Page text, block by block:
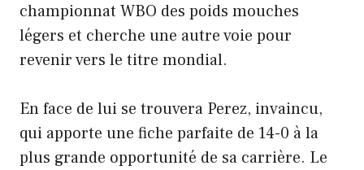
championnat WBO des poids mouches
légers et cherche une autre voie pour
revenir vers le titre mondial.
En face de lui se trouvera Perez, invaincu,
qui apporte une fiche parfaite de 14-0 à la
plus grande opportunité de sa carrière. Le